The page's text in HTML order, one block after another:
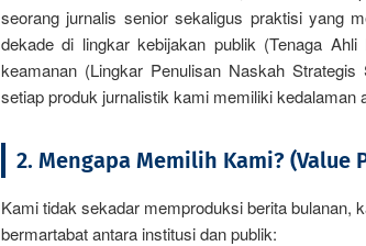
seorang jurnalis senior sekaligus praktisi yang
dekade di lingkar kebijakan publik (Tenaga
keamanan (Lingkar Penulisan Naskah
setiap produk jurnalistik kami memiliki kedalaman
2. Mengapa Memilih Kami? (Value
Kami tidak sekadar memproduksi berita bulanan,
bermartabat antara institusi dan publik: